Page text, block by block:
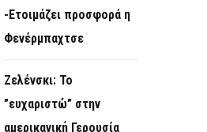
-Ετοιμάζει προσφορά η
Φενέρμπαχτσε
Ζελένσκι: Το
”ευχαριστώ” στην
αμερικανική Γερουσία